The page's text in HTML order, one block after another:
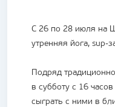
С 26 по 28 июля на
утренняя йога, sup-
Подряд
в субботу с 16
сыграть с ними в